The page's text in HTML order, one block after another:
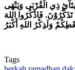
ذِي الْقُرْبَى وَيَنْهَى
فَاذْكُرُوا اللهَ
Tags